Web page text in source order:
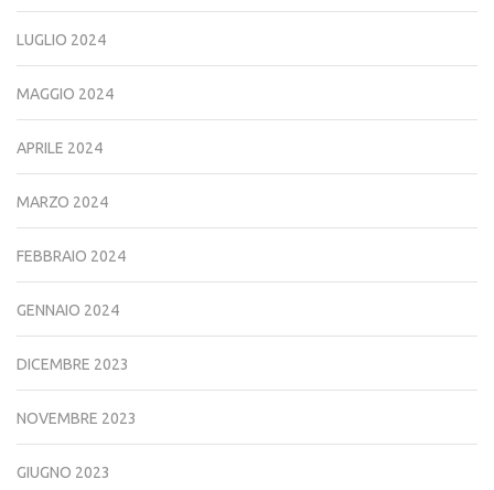
LUGLIO 2024
MAGGIO 2024
APRILE 2024
MARZO 2024
FEBBRAIO 2024
GENNAIO 2024
DICEMBRE 2023
NOVEMBRE 2023
GIUGNO 2023